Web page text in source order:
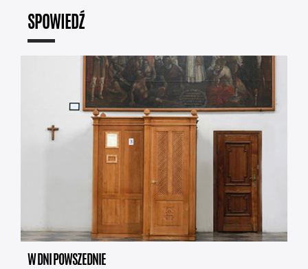
SPOWIEDŹ
W DNI POWSZEDNIE